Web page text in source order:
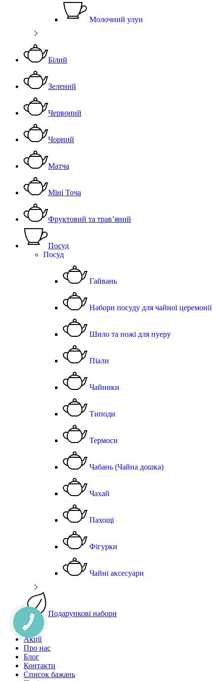
Молочний улун
Білий
Зелений
Червоний
Чорний
Матча
Міні Точа
Фруктовий та трав’яний
Посуд
Посуд
Гайвань
Набори посуду для чайної церемонії
Шило та ножі для пуеру
Піали
Чайники
Типоди
Термоси
Чабань (Чайна дошка)
Чахай
Пахощі
Фігурки
Чайні аксесуари
Подарункові набори
Чай
Акції
Про нас
Блог
Контакти
Список бажань